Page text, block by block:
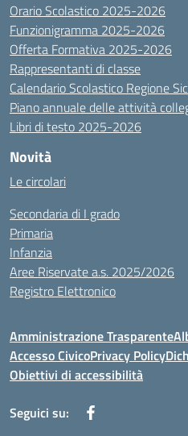
Orario Scolastico 2025-2026
Funzionigramma 2025-2026
Offerta Formativa 2025-2026
Rappresentanti di classe
Calendario Scolastico Regione
Piano annuale delle attività
Libri di testo 2025-2026
Novità
Le circolari
Secondaria di I grado
Primaria
Infanzia
Aree Riservate a.s. 2025/2026
Registro Elettronico
Amministrazione Trasparente
Accesso CivicoPrivacy Policy
Obiettivi di accessibilità
Seguici su: